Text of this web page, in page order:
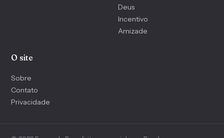
Deus
Incentivo
Amizade
O site
Sobre
Contato
Privacidade